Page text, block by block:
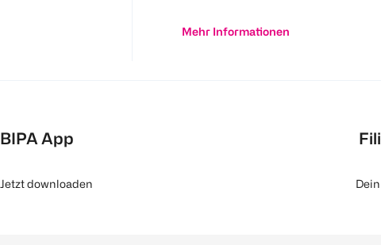
Mehr Informationen
BIPA App
Jetzt downloaden